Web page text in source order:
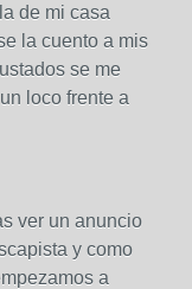
de mi casa
la cuento a mis
se me
loco frente a
ver un anuncio
y como
a